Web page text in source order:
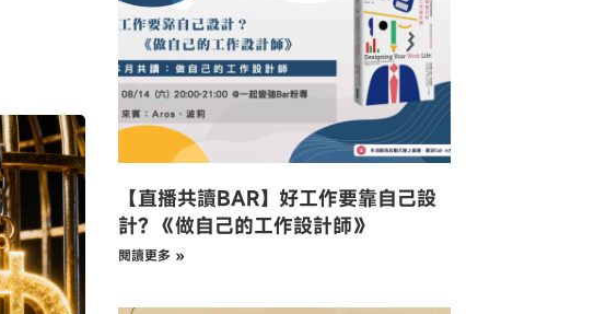
【直播共讀BAR】好工作要靠自己設
計? 《做自己的工作設計師》
閱讀更多 »